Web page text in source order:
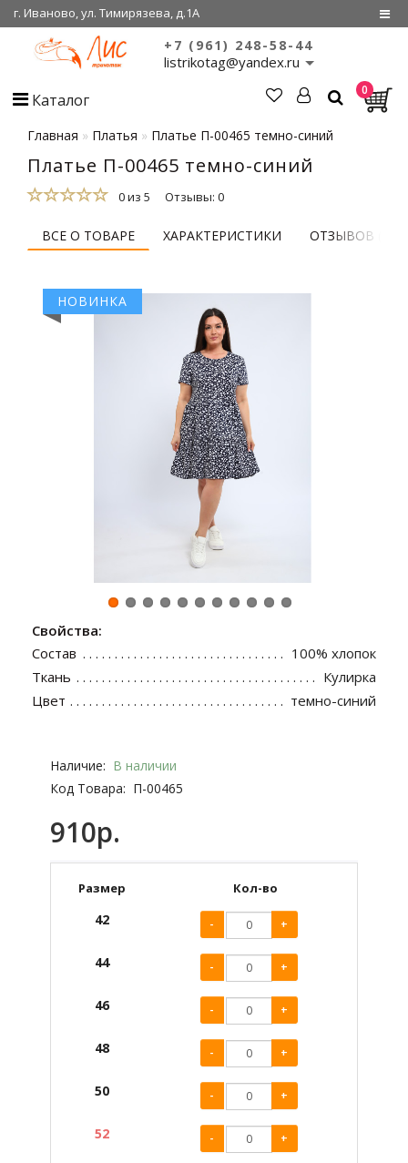
г. Иваново, ул. Тимирязева, д.1А
Регистрация
Войти
Сертификаты
+7 (961) 248-58-44
listrikotag@yandex.ru
Каталог 0
Главная Платья Платье П-00465 темно-синий
Платье П-00465 темно-синий
0 из 5 Отзывы: 0
ВСЕ О ТОВАРЕ ХАРАКТЕРИСТИКИ ОТЗЫВОВ (0)
НОВИНКА
Свойства:
Состав
100% хлопок
Ткань
Кулирка
Цвет
темно-синий
Наличие: В наличии
Код Товара: П-00465
910р.
Размер Кол-во
42 - +
44 - +
46 - +
48 - +
50 - +
52 - +